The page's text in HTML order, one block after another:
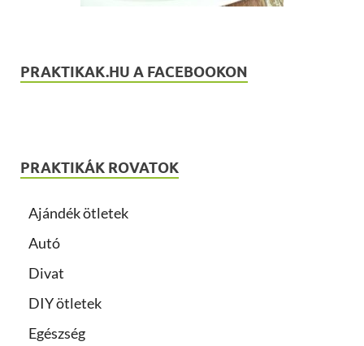
PRAKTIKAK.HU A FACEBOOKON
PRAKTIKÁK ROVATOK
Ajándék ötletek
Autó
Divat
DIY ötletek
Egészség